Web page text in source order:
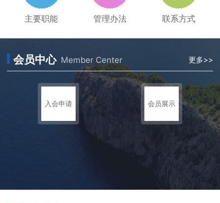
主要职能 管理办法 联系方式
会员中心 Member Center 更多>>
入会申请 会员展示